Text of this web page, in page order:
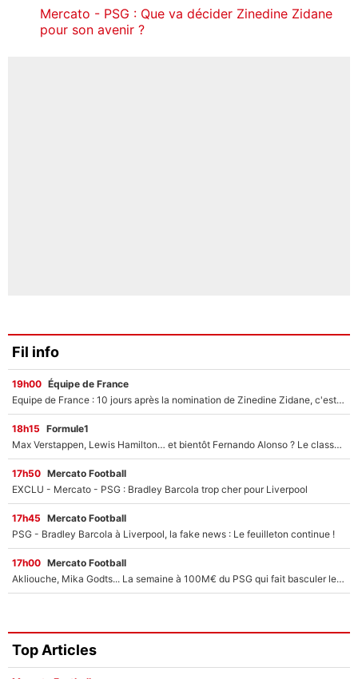
Mercato - PSG : Que va décider Zinedine Zidane
pour son avenir ?
Fil info
19h00 Équipe de France
Equipe de France : 10 jours après la nomination de Zinedine Zidane, c'est au tour de son fils de prendre un nouveau départ !
18h15 Formule1
Max Verstappen, Lewis Hamilton… et bientôt Fernando Alonso ? Le classement des pilotes les mieux payés en Formule 1 risque de changer !
17h50 Mercato Football
EXCLU - Mercato - PSG : Bradley Barcola trop cher pour Liverpool
17h45 Mercato Football
PSG - Bradley Barcola à Liverpool, la fake news : Le feuilleton continue !
17h00 Mercato Football
Akliouche, Mika Godts... La semaine à 100M€ du PSG qui fait basculer le mercato du PSG !
Top Articles